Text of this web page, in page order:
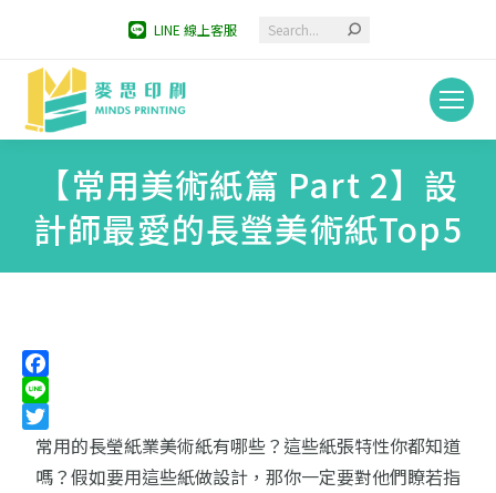
LINE 線上客服 Search:
【常用美術紙篇 Part 2】設
計師最愛的長瑩美術紙Top5
Facebook
Line
Twitter
常用的長瑩紙業美術紙有哪些？ 這些紙張特性你都知道
嗎？假如要用這些紙做設計，那你一定要對他們瞭若指